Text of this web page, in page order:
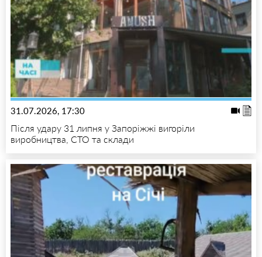
31.07.2026, 17:30
Після удару 31 липня у Запоріжжі вигоріли
виробництва, СТО та склади